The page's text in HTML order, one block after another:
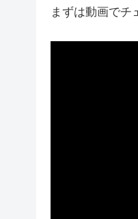
まずは動画でチ